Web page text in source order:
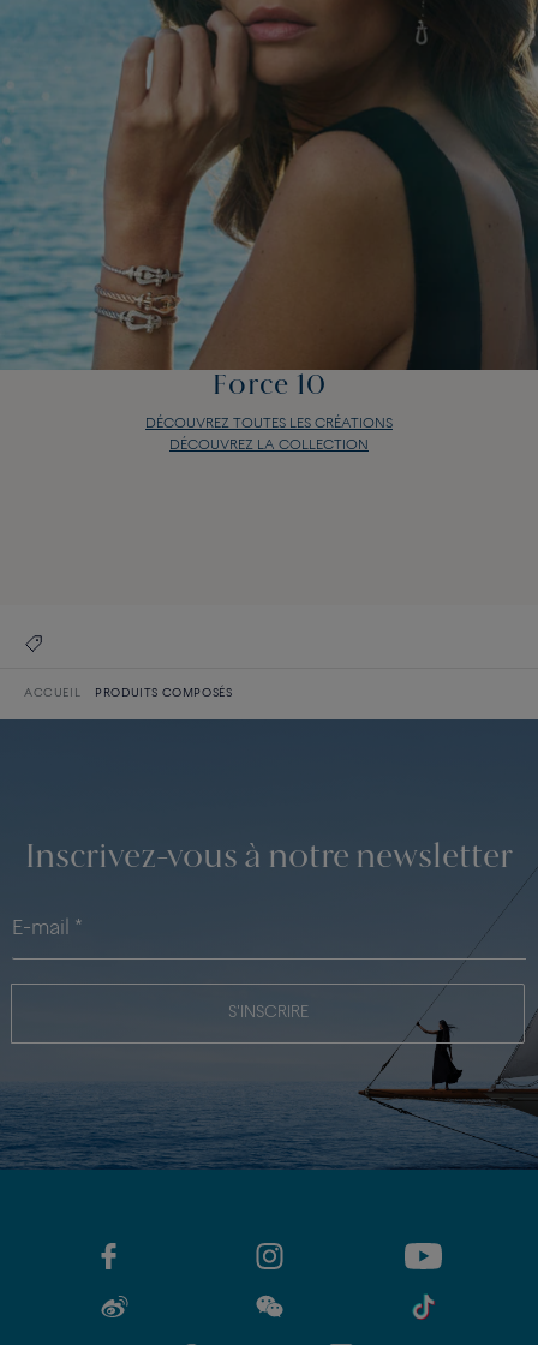
Force 10
DÉCOUVREZ TOUTES LES CRÉATIONS
DÉCOUVREZ LA COLLECTION
ACCUEIL PRODUITS COMPOSÉS
Inscrivez-vous à notre newsletter
S'INSCRIRE